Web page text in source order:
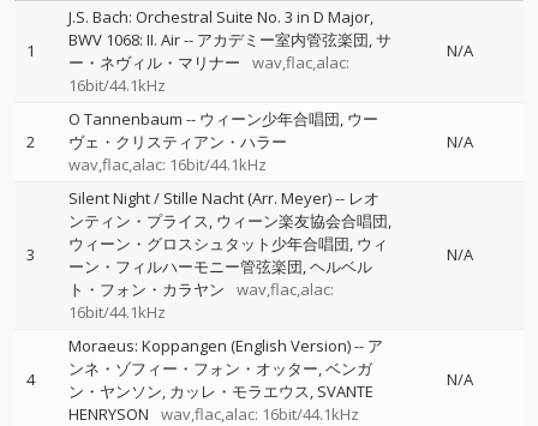
1
J.S. Bach: Orchestral Suite No. 3 in D Major,
BWV 1068: II. Air-- アカデミー室内管弦楽団 サ
ー・ネヴィル・マリナー
wav,flac,alac:
16bit/44.1kHz
N/A
2
O Tannenbaum -- ウィーン少年合唱団 ウー
ヴェ・クリスティアン・ハラー
wav,flac,alac: 16bit/44.1kHz
N/A
3
Silent Night / Stille Nacht (Arr. Meyer)-- レオ
ンティン・プライス ウィーン楽友協会合唱団
ウィーン・グロスシュタット少年合唱団 ウィ
ーン・フィルハーモニー管弦楽団 ヘルベル
ト・フォン・カラヤン
wav,flac,alac:
16bit/44.1kHz
N/A
4
Moraeus: Koppangen (English Version)-- ア
ンネ・ゾフィー・フォン・オッター ベンガ
ン・ヤンソン カッレ・モラエウス SVANTE
HENRYSON
wav,flac,alac: 16bit/44.1kHz
N/A